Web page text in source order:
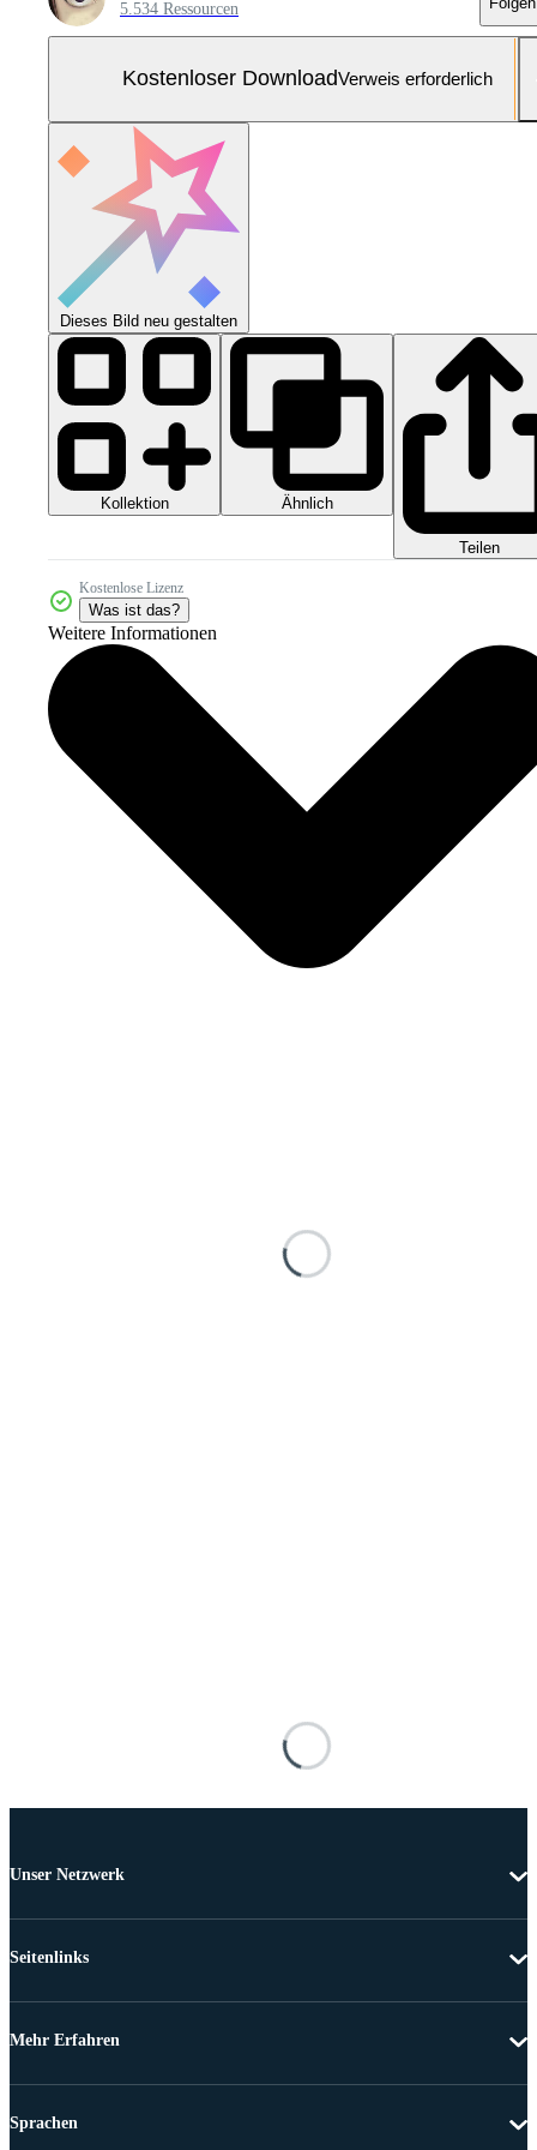
5.534 Ressourcen
Kostenloser DownloadVerweis erforderlich
Dieses Bild neu gestalten
Kollektion Ähnlich
Teilen
Kostenlose Lizenz
Was ist das?
Weitere Informationen
Unser Netzwerk
Seitenlinks
Mehr Erfahren
Sprachen